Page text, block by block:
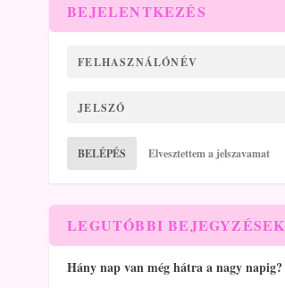
BEJELENTKEZÉS
BELÉPÉS Elvesztettem a jelszavamat
LEGUTÓBBI BEJEGYZÉSEK
Hány nap van még hátra a nagy napig?